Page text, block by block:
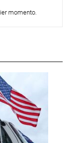
momento.